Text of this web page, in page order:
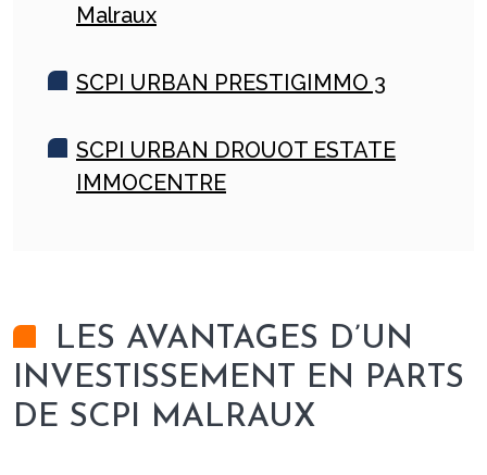
Malraux
SCPI URBAN PRESTIGIMMO 3
SCPI URBAN DROUOT ESTATE
IMMOCENTRE
LES AVANTAGES D’UN
INVESTISSEMENT EN PARTS
DE SCPI MALRAUX